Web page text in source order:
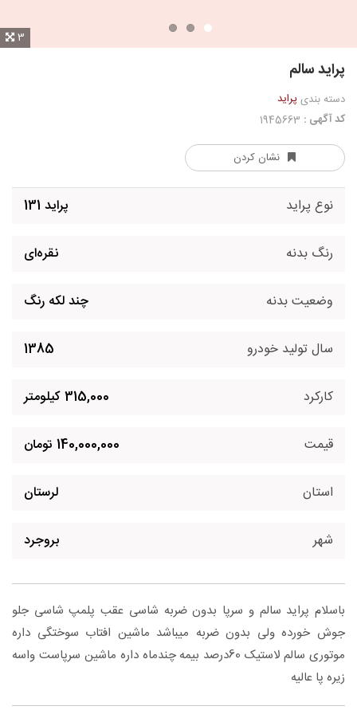
3
پراید سالم
دسته بندیپراید
کد آگهی :
نشان کردن
نوع پراید پراید 131
رنگ بدنه نقره‌ای
وضعیت بدنه چند لکه رنگ
سال تولید خودرو 1385
کارکرد 315,000 کیلومتر
قیمت 140,000,000 تومان
استان لرستان
شهر بروجرد
باسلام پراید سالم و سرپا بدون ضربه شاسی عقب پلمپ شاسی جلو
جوش خورده ولی بدون ضربه میباشد ماشین افتاب سوختگی داره
موتوری سالم لاستیک 60درصد بیمه چندماه داره ماشین سرپاست واسه
زیره پا عالیه